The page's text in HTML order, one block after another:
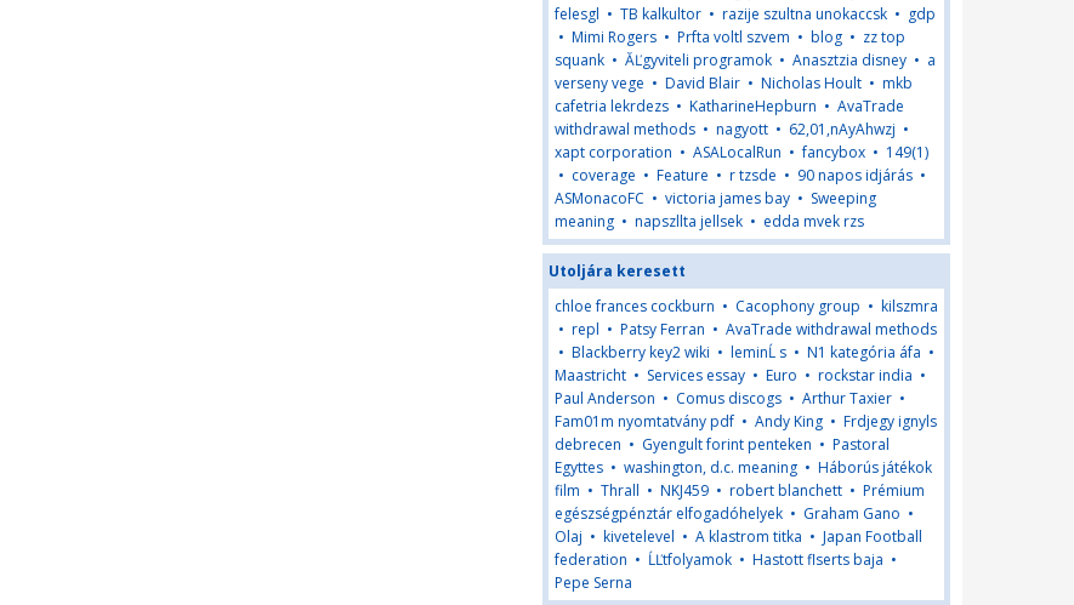
felesgl • TB kalkultor • razije szultna unokaccsk • gdp
• Mimi Rogers • Prfta voltl szvem • blog • zz top
squank • ĂĽgyviteli programok • Anasztzia disney • a
verseny vege • David Blair • Nicholas Hoult • mkb
cafetria lekrdezs • KatharineHepburn • AvaTrade
withdrawal methods • nagyott • 62,01,nAyAhwzj •
xapt corporation • ASALocalRun •fancybox • 149(1)
• coverage • Feature • r tzsde • 90 napos idjárás •
ASMonacoFC • victoria james bay • Sweeping
meaning • napszllta jellsek • edda mvek rzs
Utoljára keresett
chloe frances cockburn • Cacophony group • kilszmra
• repl • Patsy Ferran • AvaTrade withdrawal methods
• Blackberry key2 wiki • leminĹ s • N1 kategória áfa •
Maastricht • Services essay • Euro • rockstar india •
Paul Anderson • Comus discogs • Arthur Taxier •
Fam01m nyomtatvány pdf • Andy King • Frdjegy ignyls
debrecen • Gyengult forint penteken • Pastoral
Egyttes • washington, d.c. meaning • Háborús játékok
film • Thrall • NKJ459 • robert blanchett • Prémium
egészségpénztár elfogadóhelyek • Graham Gano •
Olaj • kivetelevel • A klastrom titka • Japan Football
federation • ĹĽtfolyamok • Hastott flserts baja •
Pepe Serna